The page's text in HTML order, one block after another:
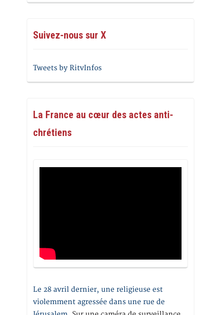
Suivez-nous sur X
Tweets by RitvInfos
La France au cœur des actes anti-
chrétiens
Le 28 avril dernier, une religieuse est
violemment agressée dans une rue de